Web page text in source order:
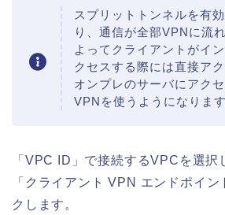
スプリットトンネルを有
り、通信が全部VPNに流
よってクライアントがイ
クセスする際には直接ア
オンプレのサーバにアク
VPNを使うようになります
「VPC ID」で接続するVPCを選択
「クライアント VPN エンドポイ
クします。